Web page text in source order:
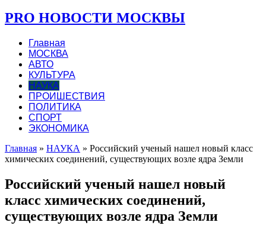
PRO НОВОСТИ МОСКВЫ
Главная
МОСКВА
АВТО
КУЛЬТУРА
НАУКА
ПРОИШЕСТВИЯ
ПОЛИТИКА
СПОРТ
ЭКОНОМИКА
Главная » НАУКА » Российский ученый нашел новый класс
химических соединений, существующих возле ядра Земли
Российский ученый нашел новый
класс химических соединений,
существующих возле ядра Земли